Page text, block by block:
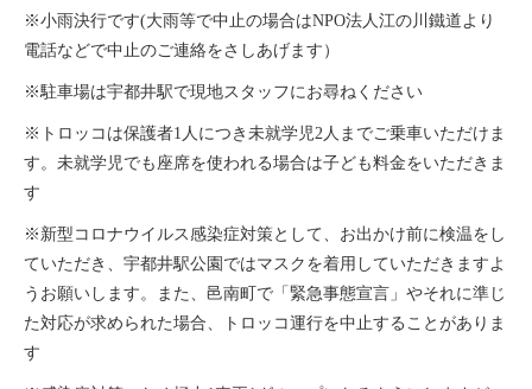
※小雨決行です(大雨等で中止の場合はNPO法人江の川鐵道より
電話などで中止のご連絡をさしあげます）
※駐車場は宇都井駅で現地スタッフにお尋ねください
※トロッコは保護者1 人につき未就学児2人までご乗車いただけま
す。未就学児でも座席を使われる場合は子ども料金をいただきま
す
※新型コロナウイルス感染症対策として、お出かけ前に検温をし
ていただき、宇都井駅公園ではマスクを着用していただきますよ
うお願いします。また、邑南町で「緊急事態宣言」やそれに準じ
た対応が求められた場合、トロッコ運行を中止することがありま
す